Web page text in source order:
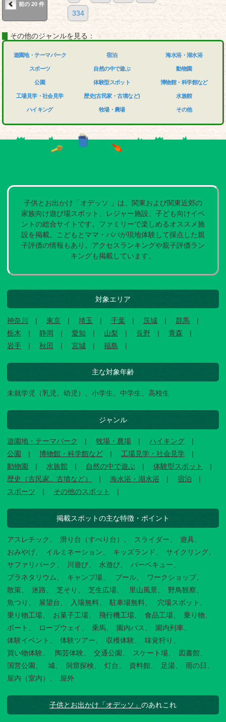
前の 20 件
334
その他のジャンルを見る：
遊園地・テーマパーク
スポーツ
公園
工場見学・社会見学
ハイキング
宿泊
自然の中で遊ぶ
体験型スポット
歴史(古民家・古墳など)
牧場・農場
海水浴・湖水浴
動物園
博物館・科学館など
水族館
その他
子供とお出かけ「オデッソ 」は、関東および関東近郊の
家族向け遊び場スポット、レジャー施設、子ども向けイベ
ントの総合サイトです。ファミリーで楽しめるオススメ施
設を掲載。こどもとママ・パパが現地体験して採点した親
子評価の情報もあり。アクセスランキングや親子評価ラン
キングも掲載しています。
対象エリア
神奈川 東京 埼玉 千葉 茨城
群馬
栃木
静岡 愛知 山梨 長野
青森
岩手
秋田 宮城 福島
主な対象年齢
未就学児（乳児、幼児）、小学生、中学生、高校生
ジャンル
遊園地・テーマパーク 牧場・農場
ハイキング
公園
博物館・科学館など
工場見学・社会見学
動物園
水族館 自然の中で遊ぶ
体験型スポット
歴史（古民家、古墳など）
海水浴・湖水浴
宿泊
スポーツ
その他のスポット
掲載スポットの主な特徴・ポイント
アスレチック 滑り台（すべり台） スライダー
遊具
おみやげ
イルミネーション キッズランド
サイクリング
サファリパーク
川遊び 水遊び
バーベキュー
プラネタリウム
キャンプ場 プール
ワークショップ
散策
迷路 芝そり 芝生広場 里山風景
野鳥観察
魚つり
展望台 入場無料 駐車場無料
穴場スポット
乗り物工場
お菓子工場 飛行機工場 食品工場
乗り物
ボート
ロープウェイ 乗馬 園内バス
園内列車
体験イベント
体験ツアー 収穫体験
味覚狩り
買い物体験
陶芸体験 交通公園 スケート場
図書館
国営公園
城 洞窟探検 灯台 資料館 足湯
雨の日
屋内（室内）
屋外
子供とお出かけ「オデッソ」 のあれこれ